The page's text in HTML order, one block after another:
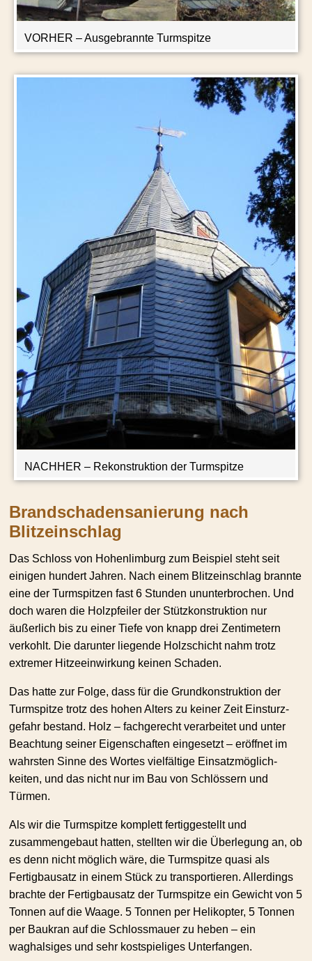
VORHER – Ausgebrannte Turmspitze
NACHHER – Rekonstruktion der Turmspitze
Brandscha­dens­a­nierung nach
Blitzein­schlag
Das Schloss von Hohenlimburg zum Beispiel steht seit
einigen hundert Jahren. Nach einem Blitzein­schlag brannte
eine der Turmspitzen fast 6 Stunden ununter­brochen. Und
doch waren die Holzpfeiler der Stützkon­struktion nur
äußerlich bis zu einer Tiefe von knapp drei Zentimetern
verkohlt. Die darunter liegende Holzschicht nahm trotz
extremer Hitzeein­wirkung keinen Schaden.
Das hatte zur Folge, dass für die Grundkon­struktion der
Turmspitze trotz des hohen Alters zu keiner Zeit Einsturz­
gefahr bestand. Holz – fachgerecht verarbeitet und unter
Beachtung seiner Eigenschaften eingesetzt – eröffnet im
wahrsten Sinne des Wortes vielfältige Einsatz­mög­lich­
keiten, und das nicht nur im Bau von Schlössern und
Türmen.
Als wir die Turmspitze komplett fertig­ge­stellt und
zusammen­gebaut hatten, stellten wir die Überlegung an, ob
es denn nicht möglich wäre, die Turmspitze quasi als
Fertig­bausatz in einem Stück zu transpor­tieren. Allerdings
brachte der Fertig­bausatz der Turmspitze ein Gewicht von 5
Tonnen auf die Waage. 5 Tonnen per Helikopter, 5 Tonnen
per Baukran auf die Schlossmauer zu heben – ein
waghalsiges und sehr kostspieliges Unterfangen.